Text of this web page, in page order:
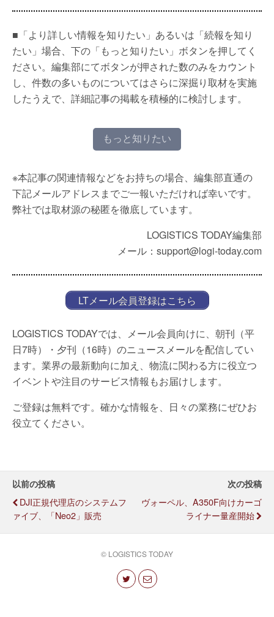
■「より詳しい情報を知りたい」あるいは「続報を知り
たい」場合、下の「もっと知りたい」ボタンを押してく
ださい。編集部にてボタンが押された数のみをカウント
し、件数の多いものについてはさらに深掘り取材を実施
したうえで、詳細記事の掲載を積極的に検討します。
もっと知りたい
※本記事の関連情報などをお持ちの場合、編集部直通の
下記メールアドレスまでご一報いただければ幸いです。
弊社では取材源の秘匿を徹底しています。
LOGISTICS TODAY編集部
メール：support@logi-today.com
LTメール会員登録はこちら
LOGISTICS TODAYでは、メール会員向けに、朝刊（平
日7時）・夕刊（16時）のニュースメールを配信してい
ます。業界の最新動向に加え、物流に関わる方に役立つ
イベントや注目のサービス情報もお届けします。
ご登録は無料です。確かな情報を、日々の業務にぜひお
役立てください。
以前の投稿
DJI正規代理店のシステムフ
ァイブ、「Neo2」販売
次の投稿
ヴォーペル、A350F向けカーゴ
ライナー量産開始
© LOGISTICS TODAY